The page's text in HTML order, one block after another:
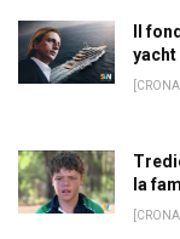
Il
yacht
la